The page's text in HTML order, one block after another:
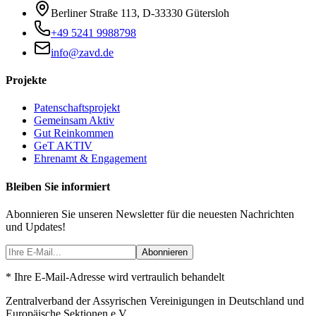
Berliner Straße 113, D-33330 Gütersloh
+49 5241 9988798
info@zavd.de
Projekte
Patenschaftsprojekt
Gemeinsam Aktiv
Gut Reinkommen
GeT AKTIV
Ehrenamt & Engagement
Bleiben Sie informiert
Abonnieren Sie unseren Newsletter für die neuesten Nachrichten
und Updates!
Abonnieren
* Ihre E-Mail-Adresse wird vertraulich behandelt
Zentralverband der Assyrischen Vereinigungen in Deutschland und
Europäische Sektionen e.V.